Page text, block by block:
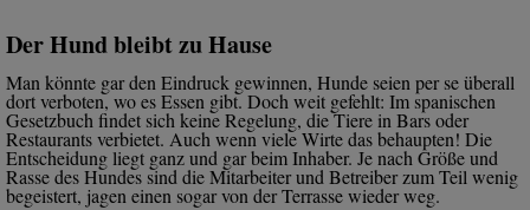
Der Hund bleibt zu Hause
Man könnte gar den Eindruck gewinnen, Hunde seien per se überall
dort verboten, wo es Essen gibt. Doch weit gefehlt: Im spanischen
Gesetzbuch findet sich keine Regelung, die Tiere in Bars oder
Restaurants verbietet. Auch wenn viele Wirte das behaupten! Die
Entscheidung liegt ganz und gar beim Inhaber. Je nach Größe und
Rasse des Hundes sind die Mitarbeiter und Betreiber zum Teil wenig
begeistert, jagen einen sogar von der Terrasse wieder weg.